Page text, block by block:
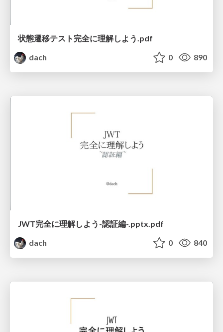
状態遷移テスト完全に理解しよう.pdf
dach
0 890
JWT完全に理解しよう-認証編-.pptx.pdf
dach
0 840